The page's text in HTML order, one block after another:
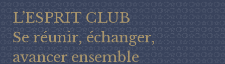
L’ESPRIT CLUB
Se réunir, échanger,
avancer ensemble